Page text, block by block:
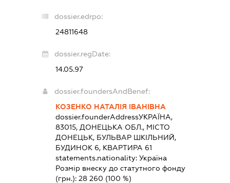
dossier.edrpo:
24811648
dossier.regDate:
14.05.97
dossier.foundersAndBenef:
КОЗЕНКО НАТАЛІЯ ІВАНІВНА
dossier.founderAddressУКРАЇНА,
83015, ДОНЕЦЬКА ОБЛ., МІСТО
ДОНЕЦЬК, БУЛЬВАР ШКІЛЬНИЙ,
БУДИНОК 6, КВАРТИРА 61
statements.nationality:Україна
Розмір внеску до статутного фонду
(грн.):28 260 (100 %)